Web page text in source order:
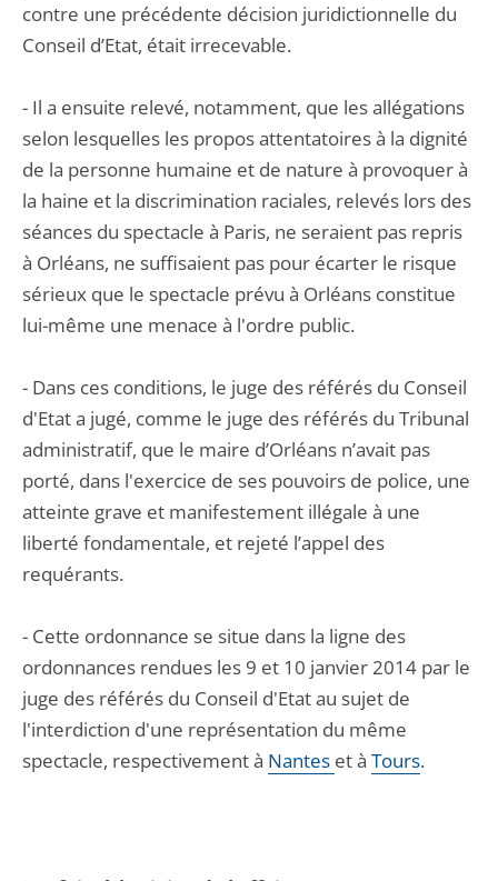
contre une précédente décision juridictionnelle du
Conseil d’Etat, était irrecevable.
- Il a ensuite relevé, notamment, que les allégations
selon lesquelles les propos attentatoires à la dignité
de la personne humaine et de nature à provoquer à
la haine et la discrimination raciales, relevés lors des
séances du spectacle à Paris, ne seraient pas repris
à Orléans, ne suffisaient pas pour écarter le risque
sérieux que le spectacle prévu à Orléans constitue
lui-même une menace à l'ordre public.
- Dans ces conditions, le juge des référés du Conseil
d'Etat a jugé, comme le juge des référés du Tribunal
administratif, que le maire d’Orléans n’avait pas
porté, dans l'exercice de ses pouvoirs de police, une
atteinte grave et manifestement illégale à une
liberté fondamentale, et rejeté l’appel des
requérants.
- Cette ordonnance se situe dans la ligne des
ordonnances rendues les 9 et 10 janvier 2014 par le
juge des référés du Conseil d'Etat au sujet de
l'interdiction d'une représentation du même
spectacle, respectivement à Nantes et à Tours.